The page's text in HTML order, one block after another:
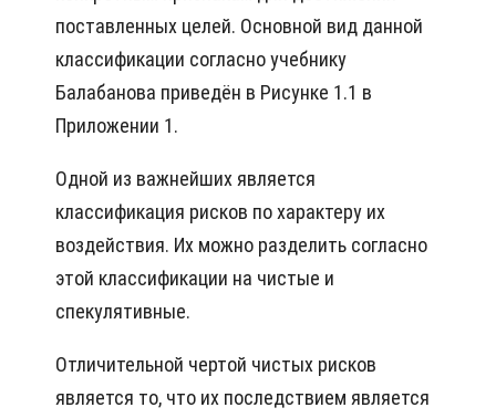
поставленных целей. Основной вид данной
классификации согласно учебнику
Балабанова приведён в Рисунке 1.1 в
Приложении 1.
Одной из важнейших является
классификация рисков по характеру их
воздействия. Их можно разделить согласно
этой классификации на чистые и
спекулятивные.
Отличительной чертой чистых рисков
является то, что их последствием является